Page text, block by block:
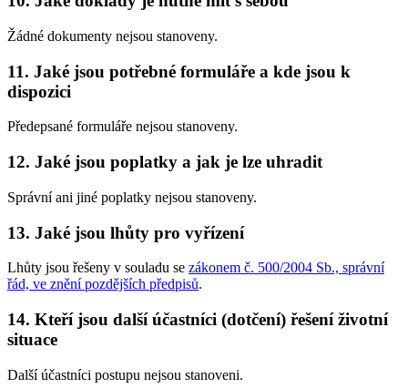
Žádné dokumenty nejsou stanoveny.
11. Jaké jsou potřebné formuláře a kde jsou k
dispozici
Předepsané formuláře nejsou stanoveny.
12. Jaké jsou poplatky a jak je lze uhradit
Správní ani jiné poplatky nejsou stanoveny.
13. Jaké jsou lhůty pro vyřízení
Lhůty jsou řešeny v souladu se zákonem č. 500/2004 Sb., správní
řád, ve znění pozdějších předpisů.
14. Kteří jsou další účastníci (dotčení) řešení životní
situace
Další účastníci postupu nejsou stanoveni.